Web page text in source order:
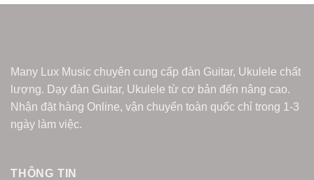
Many Lux Music chuyên cung cấp đàn Guitar, Ukulele chất
lượng. Dạy đàn Guitar, Ukulele từ cơ bản đến nâng cao.
Nhận đặt hàng Online, vận chuyển toàn quốc chỉ trong 1-3
ngày làm việc.
THÔNG TIN